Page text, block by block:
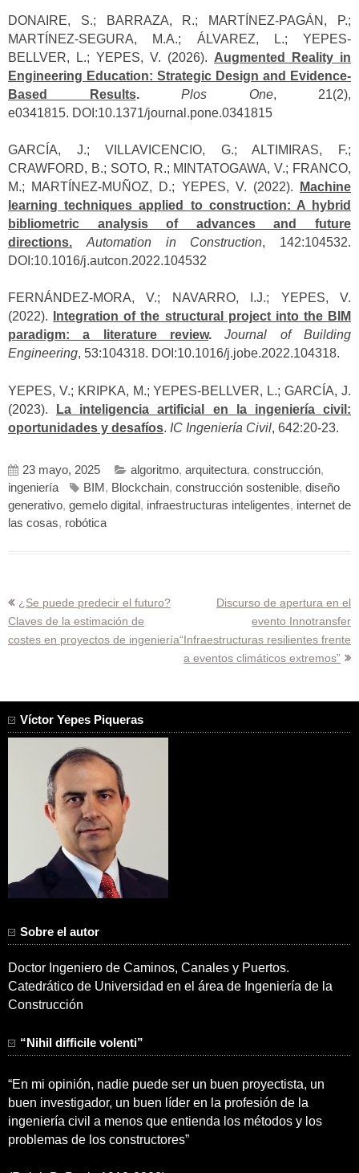
DONAIRE, S.; BARRAZA, R.; MARTÍNEZ-PAGÁN, P.;
MARTÍNEZ-SEGURA, M.A.; ÁLVAREZ, L.; YEPES-
BELLVER, L.; YEPES, V. (2026). Augmented Reality in
Engineering Education: Strategic Design and Evidence-
Based Results. Plos One, 21(2),
e0341815. DOI:10.1371/journal.pone.0341815
GARCÍA, J.; VILLAVICENCIO, G.; ALTIMIRAS, F.;
CRAWFORD, B.; SOTO, R.; MINTATOGAWA, V.; FRANCO,
M.; MARTÍNEZ-MUÑOZ, D.; YEPES, V. (2022).
Machine
learning techniques applied to construction: A hybrid
bibliometric analysis of advances and future
directions.
Automation in Construction, 142:104532.
DOI:10.1016/j.autcon.2022.104532
FERNÁNDEZ-MORA, V.; NAVARRO, I.J.; YEPES, V.
(2022).
Integration of the structural project into the BIM
paradigm: a literature review.
Journal of Building
Engineering, 53:104318. DOI:10.1016/j.jobe.2022.104318.
YEPES, V.; KRIPKA, M.; YEPES-BELLVER, L.; GARCÍA, J.
(2023).
La inteligencia artificial en la ingeniería civil:
oportunidades y desafíos. IC Ingeniería Civil, 642:20-23.
23 mayo, 2025 algoritmo, arquitectura, construcción,
ingeniería
BIM , Blockchain, construcción sostenible, diseño
generativo, gemelo digital, infraestructuras inteligentes, internet de
las cosas, robótica
Navegación
de
¿Se puede predecir el futuro?
Claves de la estimación de
costes en proyectos de ingeniería
Discurso de apertura en el
evento Innotransfer
“Infraestructuras resilientes frente
a eventos climáticos extremos”
Víctor Yepes Piqueras
Sobre el autor
Doctor Ingeniero de Caminos, Canales y Puertos.
Catedrático de Universidad en el área de Ingeniería de la
Construcción
“Nihil difficile volenti”
“En mi opinión, nadie puede ser un buen proyectista, un
buen investigador, un buen líder en la profesión de la
ingeniería civil a menos que entienda los métodos y los
problemas de los constructores”